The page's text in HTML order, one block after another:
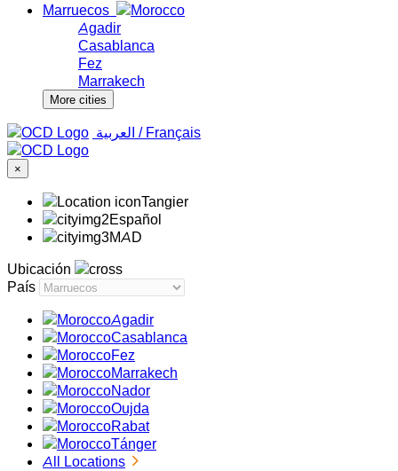
Marruecos
Agadir
Casablanca
Fez
Marrakech
More cities
‏العربية ‏ / Français
×
Tangier
Español
MAD
Ubicación
País
Agadir
Casablanca
Fez
Marrakech
Nador
Oujda
Rabat
Tánger
All Locations